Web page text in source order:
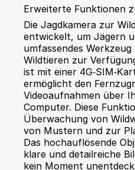
Erweiterte Funktionen
Die Jagdkamera zur
entwickelt, um Jägern
umfassendes
Wildtieren zur
ist mit einer
ermöglicht den
Videoaufnahmen über
Computer. Diese
Überwachung von
von Mustern und zur
Das hochauflösende
klare und detailreiche
kein Moment